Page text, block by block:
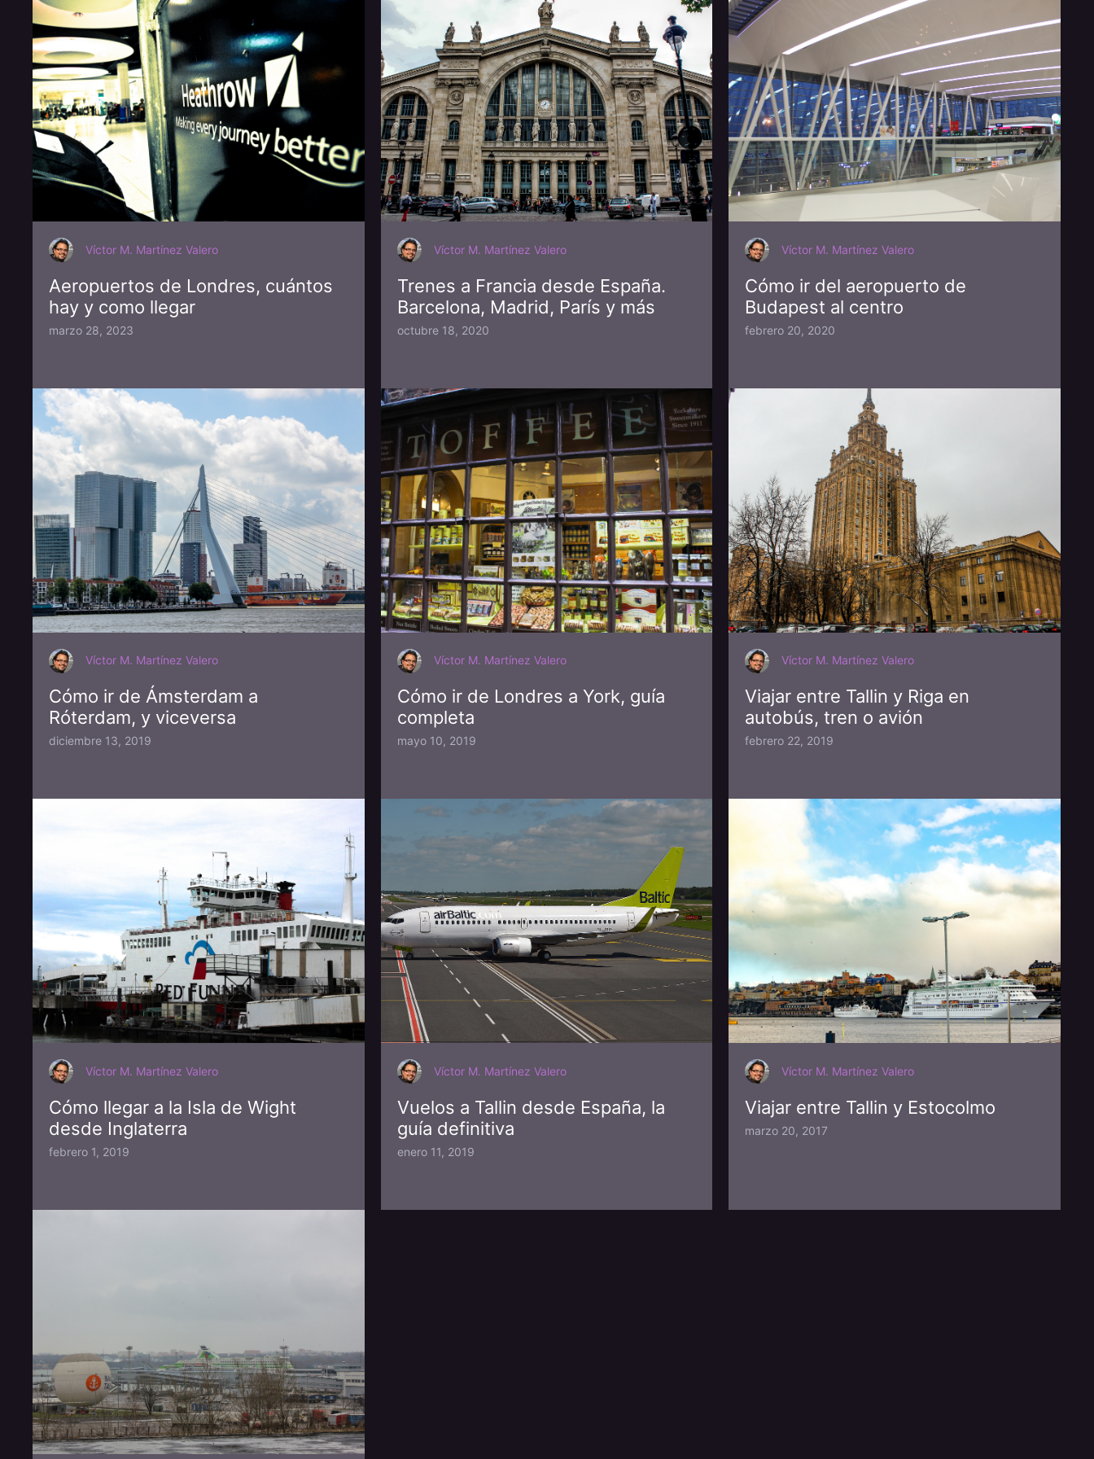
Víctor M. Martínez Valero
Aeropuertos de Londres, cuántos
hay y como llegar
marzo 28, 2023
Víctor M. Martínez Valero
Trenes a Francia desde España.
Barcelona, Madrid, París y más
octubre 18, 2020
Víctor M. Martínez Valero
Cómo ir del aeropuerto de
Budapest al centro
febrero 20, 2020
Víctor M. Martínez Valero
Cómo ir de Ámsterdam a
Róterdam, y viceversa
diciembre 13, 2019
Víctor M. Martínez Valero
Cómo ir de Londres a York, guía
completa
mayo 10, 2019
Víctor M. Martínez Valero
Viajar entre Tallin y Riga en
autobús, tren o avión
febrero 22, 2019
Víctor M. Martínez Valero
Cómo llegar a la Isla de Wight
desde Inglaterra
febrero 1, 2019
Víctor M. Martínez Valero
Vuelos a Tallin desde España, la
guía definitiva
enero 11, 2019
Víctor M. Martínez Valero
Viajar entre Tallin y Estocolmo
marzo 20, 2017